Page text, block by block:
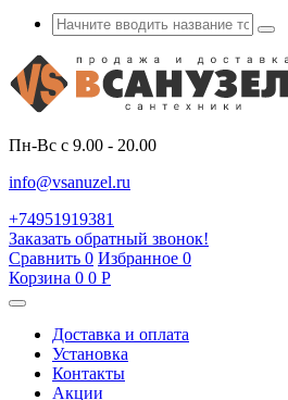
Пн-Вс с 9.00 - 20.00
info@vsanuzel.ru
+74951919381
Заказать обратный звонок!
Сравнить 0 Избранное 0
Корзина 0 0 Р
Доставка и оплата
Установка
Контакты
Акции